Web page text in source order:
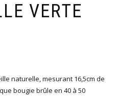
VERTE
naturelle, mesurant 16,5cm de
bougie brûle en 40 à 50